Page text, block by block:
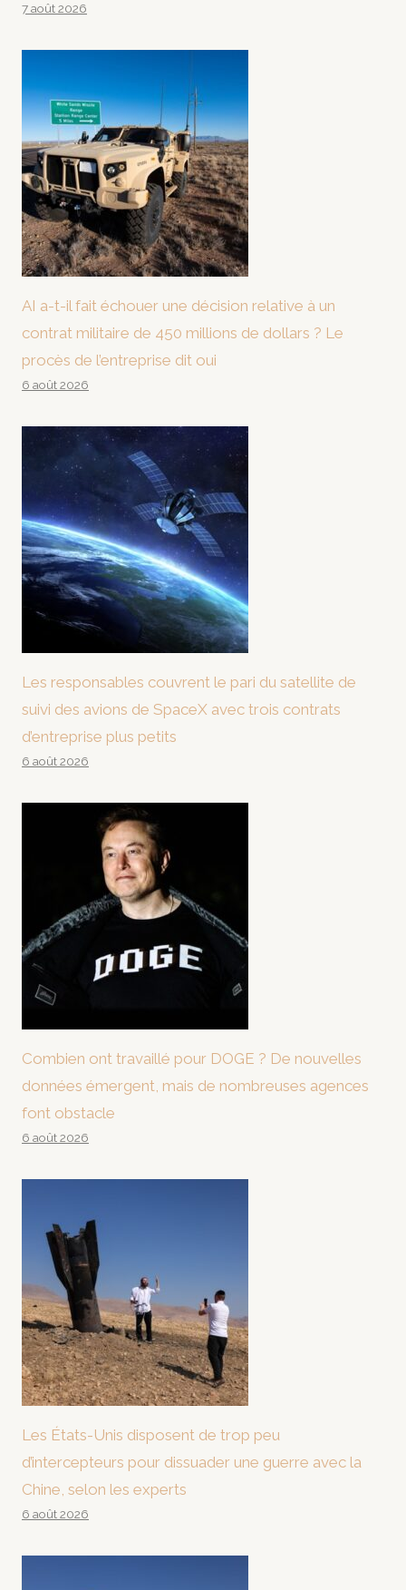
7 août 2026
AI a-t-il fait échouer une décision relative à un
contrat militaire de 450 millions de dollars ? Le
procès de l’entreprise dit oui
6 août 2026
Les responsables couvrent le pari du satellite de
suivi des avions de SpaceX avec trois contrats
d’entreprise plus petits
6 août 2026
Combien ont travaillé pour DOGE ? De nouvelles
données émergent, mais de nombreuses agences
font obstacle
6 août 2026
Les États-Unis disposent de trop peu
d’intercepteurs pour dissuader une guerre avec la
Chine, selon les experts
6 août 2026